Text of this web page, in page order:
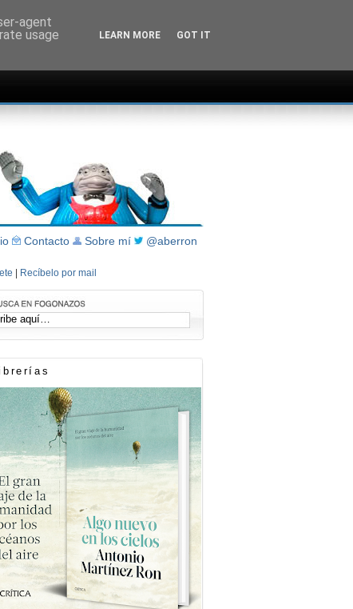
Contacto Sobre mí @aberron
Recíbelo por mail
agent
usage
LEARN MORE GOT IT